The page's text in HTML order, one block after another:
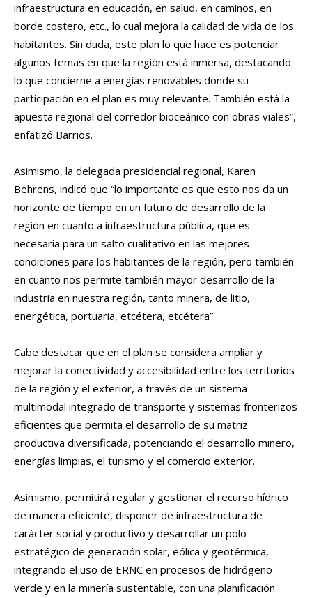
infraestructura en educación, en salud, en caminos, en
borde costero, etc., lo cual mejora la calidad de vida de los
habitantes. Sin duda, este plan lo que hace es potenciar
algunos temas en que la región está inmersa, destacando
lo que concierne a energías renovables donde su
participación en el plan es muy relevante. También está la
apuesta regional del corredor bioceánico con obras viales”,
enfatizó Barrios.
Asimismo, la delegada presidencial regional, Karen
Behrens, indicó que “lo importante es que esto nos da un
horizonte de tiempo en un futuro de desarrollo de la
región en cuanto a infraestructura pública, que es
necesaria para un salto cualitativo en las mejores
condiciones para los habitantes de la región, pero también
en cuanto nos permite también mayor desarrollo de la
industria en nuestra región, tanto minera, de litio,
energética, portuaria, etcétera, etcétera”.
Cabe destacar que en el plan se considera ampliar y
mejorar la conectividad y accesibilidad entre los territorios
de la región y el exterior, a través de un sistema
multimodal integrado de transporte y sistemas fronterizos
eficientes que permita el desarrollo de su matriz
productiva diversificada, potenciando el desarrollo minero,
energías limpias, el turismo y el comercio exterior.
Asimismo, permitirá regular y gestionar el recurso hídrico
de manera eficiente, disponer de infraestructura de
carácter social y productivo y desarrollar un polo
estratégico de generación solar, eólica y geotérmica,
integrando el uso de ERNC en procesos de hidrógeno
verde y en la minería sustentable, con una planificación